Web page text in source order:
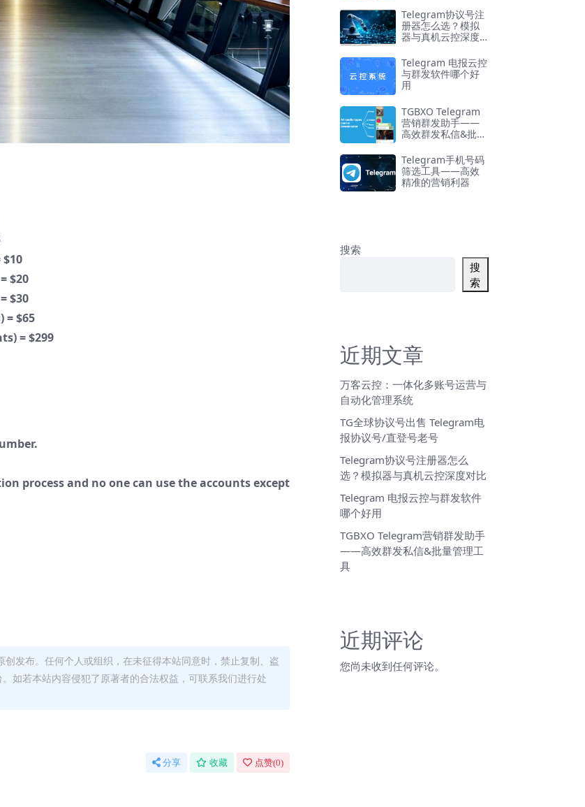
$20
$30
= $65
= $299
process and no one can use the accounts except
发布。任何个人或组织，在未征得本站同意时，禁止复制、盗
如若本站内容侵犯了原著者的合法权益，可联系我们进行处
分享 收藏 点赞(0)
Telegram协议号注
册器怎么选？模拟
器与真机云控深度
Telegram 电报云控
与群发软件哪个好
用
TGBXO Telegram
营销群发助手——
高效群发私信&批量
Telegram手机号码
筛选工具——高效
精准的营销利器
搜索
搜
索
近期文章
万客云控：一体化多账号运营与
自动化管理系统
TG全球协议号出售 Telegram电
报协议号/直登号老号
Telegram协议号注册器怎么
选？模拟器与真机云控深度对比
Telegram 电报云控与群发软件
哪个好用
TGBXO Telegram营销群发助手
——高效群发私信&批量管理工
具
近期评论
您尚未收到任何评论。